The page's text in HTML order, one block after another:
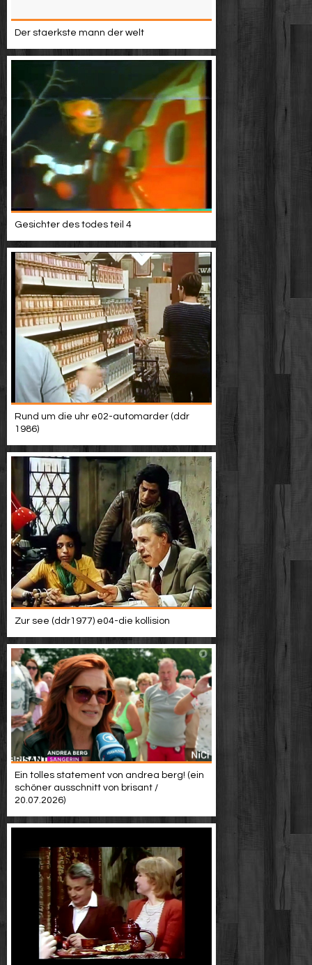
Der staerkste mann der welt
Gesichter des todes teil 4
Rund um die uhr e02-automarder (ddr
1986)
Zur see (ddr1977) e04-die kollision
Ein tolles statement von andrea berg! (ein
schöner ausschnitt von brisant /
20.07.2026)